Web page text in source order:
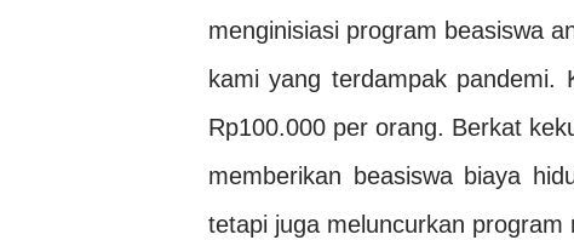
menginisiasi program beasiswa
kami yang terdampak pandemi.
Rp100.000 per orang. Berkat
memberikan beasiswa biaya
tetapi juga meluncurkan